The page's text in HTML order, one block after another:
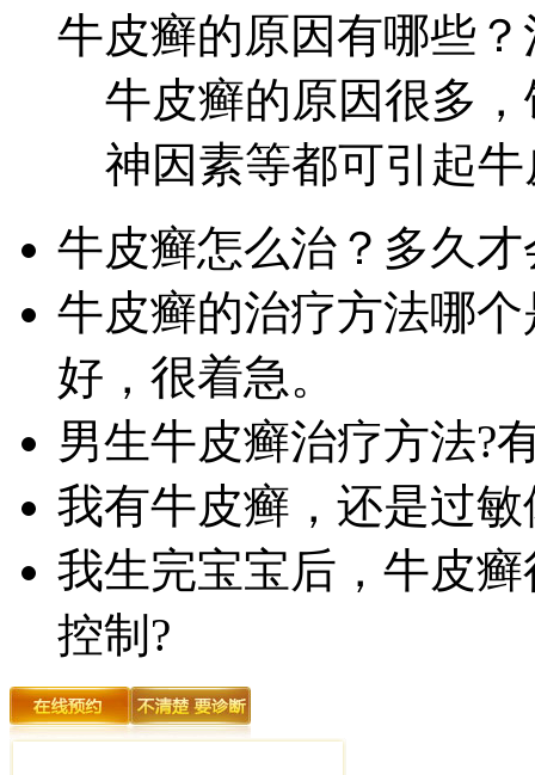
牛皮癣的原因有哪些
牛皮癣的原因很多
神因素等都可引起
牛皮癣怎么治？多久
牛皮癣的治疗方法哪
好，很着急。
男生牛皮癣治疗方法?
我有牛皮癣，还是过
我生完宝宝后，牛皮
控制?